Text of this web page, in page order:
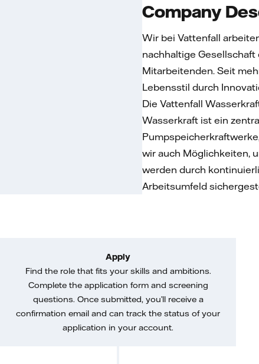
Company
Wir bei Vattenfall
nachhaltige
Mitarbeitenden. Seit
Lebensstil durch
Die Vattenfall
Wasserkraft ist ein
wir auch Möglichkeiten,
werden durch
Arbeitsumfeld
Apply
Find the role that fits your skills and ambitions.
Complete the application form and screening
questions. Once submitted, you’ll receive a
confirmation email and can track the status of your
application in your account.